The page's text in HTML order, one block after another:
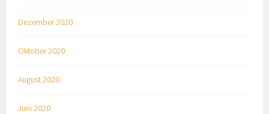
Dezember 2020
Oktober 2020
August 2020
Juni 2020